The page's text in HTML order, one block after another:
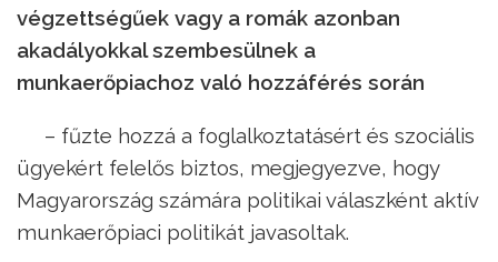
végzettségűek vagy a romák azonban
akadályokkal szembesülnek a
munkaerőpiachoz való hozzáférés során
– fűzte hozzá a foglalkoztatásért és szociális
ügyekért felelős biztos, megjegyezve, hogy
Magyarország számára politikai válaszként aktív
munkaerőpiaci politikát javasoltak.